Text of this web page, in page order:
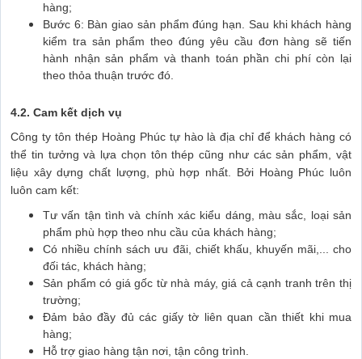
hàng;
Bước 6: Bàn giao sản phẩm đúng hạn. Sau khi khách hàng
kiểm tra sản phẩm theo đúng yêu cầu đơn hàng sẽ tiến
hành nhận sản phẩm và thanh toán phần chi phí còn lại
theo thỏa thuận trước đó.
4.2. Cam kết dịch vụ
Công ty tôn thép Hoàng Phúc tự hào là địa chỉ để khách hàng có
thể tin tưởng và lựa chọn tôn thép cũng như các sản phẩm, vật
liệu xây dựng chất lượng, phù hợp nhất. Bởi Hoàng Phúc luôn
luôn cam kết:
Tư vấn tận tình và chính xác kiểu dáng, màu sắc, loại sản
phẩm phù hợp theo nhu cầu của khách hàng;
Có nhiều chính sách ưu đãi, chiết khấu, khuyến mãi,... cho
đối tác, khách hàng;
Sản phẩm có giá gốc từ nhà máy, giá cả cạnh tranh trên thị
trường;
Đảm bảo đầy đủ các giấy tờ liên quan cần thiết khi mua
hàng;
Hỗ trợ giao hàng tận nơi, tận công trình.